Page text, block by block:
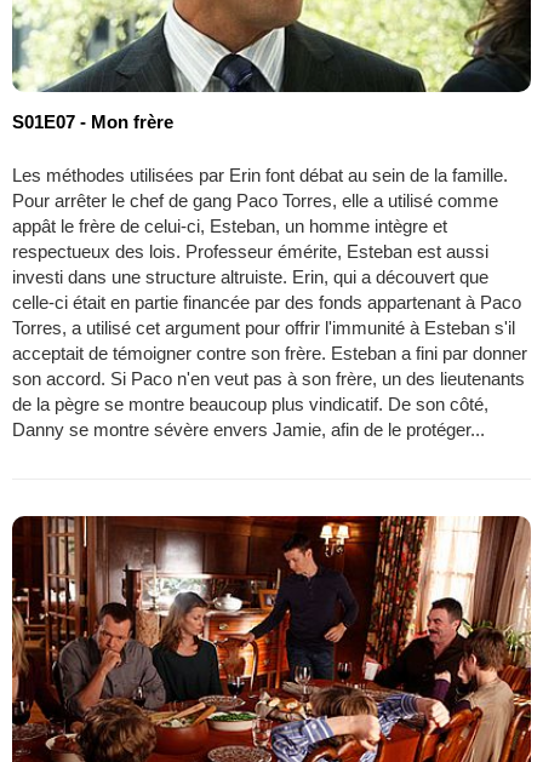
S01E07 - Mon frère
Les méthodes utilisées par Erin font débat au sein de la famille.
Pour arrêter le chef de gang Paco Torres, elle a utilisé comme
appât le frère de celui-ci, Esteban, un homme intègre et
respectueux des lois. Professeur émérite, Esteban est aussi
investi dans une structure altruiste. Erin, qui a découvert que
celle-ci était en partie financée par des fonds appartenant à Paco
Torres, a utilisé cet argument pour offrir l'immunité à Esteban s'il
acceptait de témoigner contre son frère. Esteban a fini par donner
son accord. Si Paco n'en veut pas à son frère, un des lieutenants
de la pègre se montre beaucoup plus vindicatif. De son côté,
Danny se montre sévère envers Jamie, afin de le protéger...